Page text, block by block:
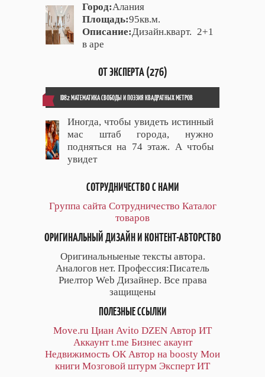
Город:Алания
Площадь:95кв.м.
Описание: Дизайн.кварт. 2+1
в аре
ОТ ЭКСПЕРТА (276)
ID82 МАТЕМАТИКА СВОБОДЫ И ПОЭЗИЯ КВАДРАТНЫХ МЕТРОВ
Иногда, чтобы увидеть истинный
мас штаб города, нужно
подняться на 74 этаж. А чтобы
увидет
СОТРУДНИЧЕСТВО С НАМИ
Группа сайта Сотрудничество Каталог
товаров
ОРИГИНАЛЬНЫЙ ДИЗАЙН И КОНТЕНТ-АВТОРСТВО
Оригинальныеные тексты автора.
Аналогов нет. Профессия:Писатель
Риелтор Web Дизайнер. Все права
защищены
ПОЛЕЗНЫЕ ССЫЛКИ
Move.ru Циан Avito DZEN Автор ИТ
Аккаунт t.me Бизнес акаунт
Недвижимость ОК Автор на boosty Мои
книги Мозговой штурм Эксперт ИТ